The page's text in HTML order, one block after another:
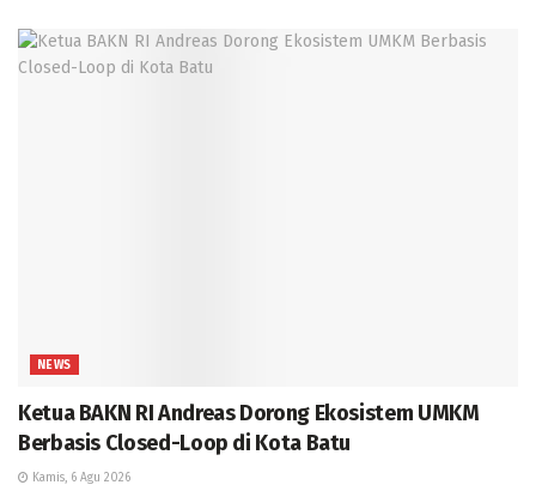
NEWS
Ketua BAKN RI Andreas Dorong Ekosistem UMKM
Berbasis Closed-Loop di Kota Batu
Kamis, 6 Agu 2026